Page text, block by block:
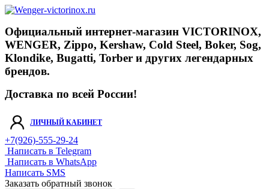
Официальный интернет-магазин VICTORINOX,
WENGER, Zippo, Kershaw, Cold Steel, Boker, Sog,
Klondike, Bugatti, Torber и других легендарных
брендов.
Доставка по всей России!
ЛИЧНЫЙ КАБИНЕТ
+7(926)-555-29-24
Написать в Telegram
Написать в WhatsApp
Написать SMS
Заказать обратный звонок